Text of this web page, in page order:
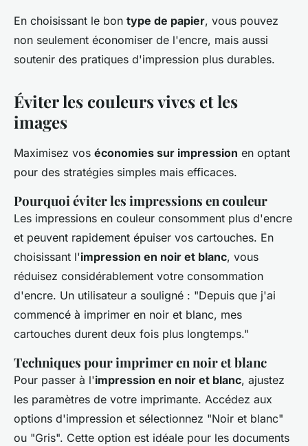
En choisissant le bon type de papier, vous pouvez
non seulement économiser de l'encre, mais aussi
soutenir des pratiques d'impression plus durables.
Éviter les couleurs vives et les
images
Maximisez vos économies sur impression en optant
pour des stratégies simples mais efficaces.
Pourquoi éviter les impressions en couleur
Les impressions en couleur consomment plus d'encre
et peuvent rapidement épuiser vos cartouches. En
choisissant l'impression en noir et blanc, vous
réduisez considérablement votre consommation
d'encre. Un utilisateur a souligné : "Depuis que j'ai
commencé à imprimer en noir et blanc, mes
cartouches durent deux fois plus longtemps."
Techniques pour imprimer en noir et blanc
Pour passer à l'impression en noir et blanc, ajustez
les paramètres de votre imprimante. Accédez aux
options d'impression et sélectionnez "Noir et blanc"
ou "Gris". Cette option est idéale pour les documents